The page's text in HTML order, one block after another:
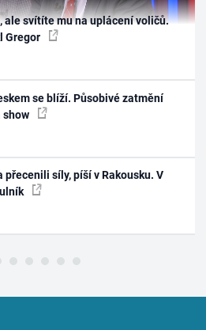
ale svítíte mu na uplácení voličů.
Gregor
se blíží. Působivé zatmění
show
síly, píší v Rakousku. V